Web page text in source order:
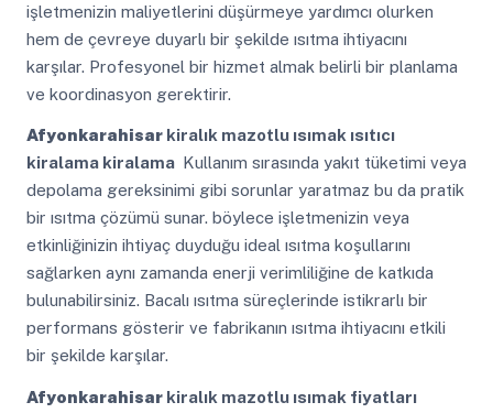
işletmenizin maliyetlerini düşürmeye yardımcı olurken
hem de çevreye duyarlı bir şekilde ısıtma ihtiyacını
karşılar. Profesyonel bir hizmet almak belirli bir planlama
ve koordinasyon gerektirir.
Afyonkarahisarkiralık mazotlu ısımak ısıtıcı
kiralama kiralama Kullanım sırasında yakıt tüketimi veya
depolama gereksinimi gibi sorunlar yaratmaz bu da pratik
bir ısıtma çözümü sunar. böylece işletmenizin veya
etkinliğinizin ihtiyaç duyduğu ideal ısıtma koşullarını
sağlarken aynı zamanda enerji verimliliğine de katkıda
bulunabilirsiniz. Bacalı ısıtma süreçlerinde istikrarlı bir
performans gösterir ve fabrikanın ısıtma ihtiyacını etkili
bir şekilde karşılar.
Afyonkarahisarkiralık mazotlu ısımak fiyatları